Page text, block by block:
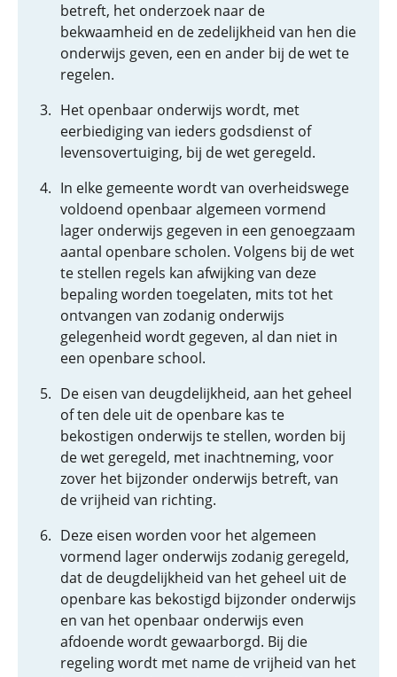
betreft, het onderzoek naar de
bekwaamheid en de zedelijkheid van hen die
onderwijs geven, een en ander bij de wet te
regelen.
Het openbaar onderwijs wordt, met
eerbiediging van ieders godsdienst of
levensovertuiging, bij de wet geregeld.
In elke gemeente wordt van overheidswege
voldoend openbaar algemeen vormend
lager onderwijs gegeven in een genoegzaam
aantal openbare scholen. Volgens bij de wet
te stellen regels kan afwijking van deze
bepaling worden toegelaten, mits tot het
ontvangen van zodanig onderwijs
gelegenheid wordt gegeven, al dan niet in
een openbare school.
De eisen van deugdelijkheid, aan het geheel
of ten dele uit de openbare kas te
bekostigen onderwijs te stellen, worden bij
de wet geregeld, met inachtneming, voor
zover het bijzonder onderwijs betreft, van
de vrijheid van richting.
Deze eisen worden voor het algemeen
vormend lager onderwijs zodanig geregeld,
dat de deugdelijkheid van het geheel uit de
openbare kas bekostigd bijzonder onderwijs
en van het openbaar onderwijs even
afdoende wordt gewaarborgd. Bij die
regeling wordt met name de vrijheid van het